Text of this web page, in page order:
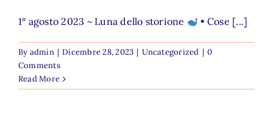
1° agosto 2023 ~ Luna dello storione • Cose [...]
By admin | Dicembre 28, 2023 | Uncategorized | 0
Comments
Read More